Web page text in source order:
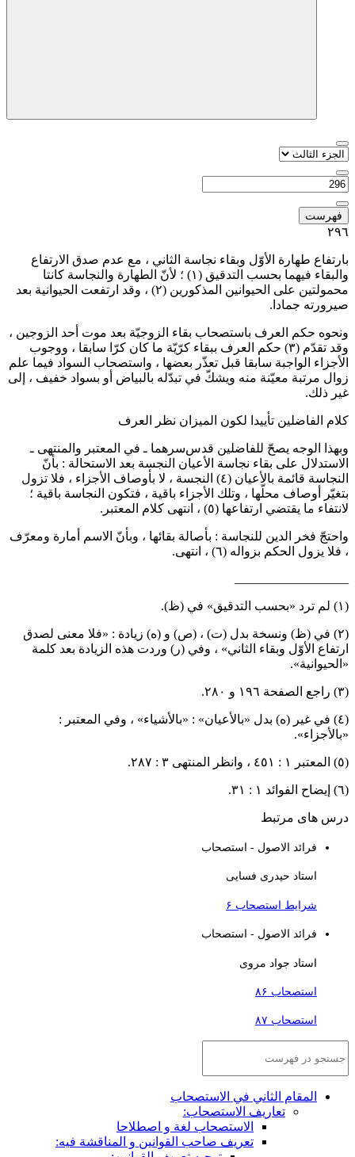
فهرست
طهارة الأوّل وبقاء نجاسة الثاني ، مع عدم صدق الارتفاع
فيهما بحسب التدقيق(١)
؛ لأنّ الطهارة والنجاسة كانتا
على الحيوانين المذكورين(٢)
، وقد ارتفعت الحيوانية بعد
جمادا.
حكم العرف باستصحاب بقاء الزوجيّة بعد موت أحد الزوجين ،
تقدّم(٣)
حكم العرف ببقاء كرّيّة ما كان كرّا سابقا ، ووجوب
الواجبة سابقا قبل تعذّر بعضها ، واستصحاب السواد فيما علم
مرتبة معيّنة منه ويشكّ في تبدّله بالبياض أو بسواد خفيف ، إلى
ذلك.
الفاضلين تأييدا لكون الميزان نظر العرف
الوجه يصحّ للفاضلينقدس‌سرهماـ في المعتبر والمنتهى ـ
على بقاء نجاسة الأعيان النجسة بعد الاستحالة : بأنّ
قائمة بالأعيان(٤)
النجسة ، لا بأوصاف الأجزاء ، فلا تزول
أوصاف محلّها ، وتلك الأجزاء باقية ، فتكون النجاسة باقية ؛
ما يقتضي ارتفاعها(٥) ، انتهى كلام المعتبر.
فخر الدين للنجاسة : بأصالة بقائها ، وبأنّ الاسم أمارة ومعرّف
فلا يزول الحكم بزواله(٦)
، انتهى.
(٢) في (ظ) ونسخة بدل (ت) ، (ص) و (ه) زيادة : «فلا معنى لصدق
الأوّل وبقاء الثاني» ، وفي (ر) وردت هذه الزيادة بعد كلمة
(٤) في غير (ه) بدل «بالأعيان» : «بالأشياء» ، وفي المعتبر :
های مرتبط
فرائد الاصول - استصحاب
استاد حیدری فسایی
شرایط استصحاب ۶
فرائد الاصول - استصحاب
استاد جواد مروی
استصحاب ۸۶
استصحاب ۸۷
المقام الثاني في الاستصحاب
تعاريف الاستصحاب:
الاستصحاب لغة و اصطلاحا
تعريف صاحب القوانين و المناقشة فيه: